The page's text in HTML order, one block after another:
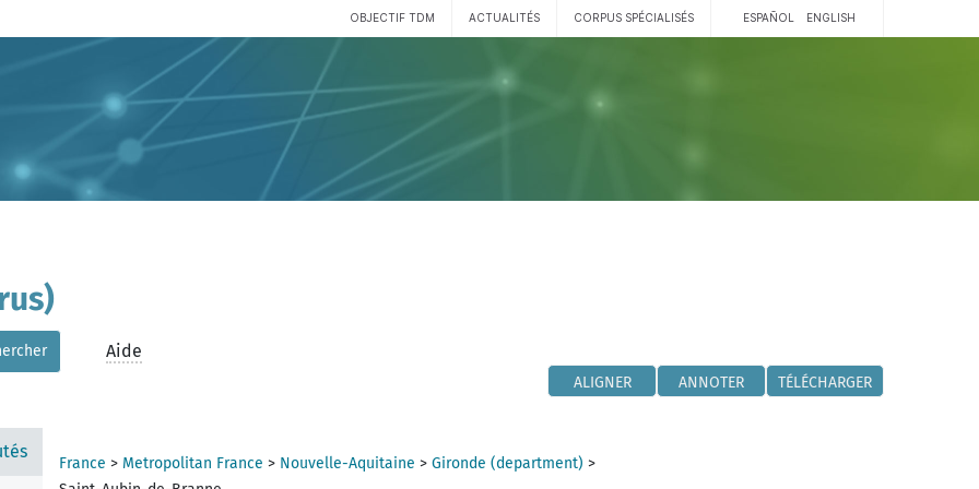
OBJECTIF TDM ACTUALITÉS CORPUS SPÉCIALISÉS ESPAÑOL ENGLISH
Aide
ALIGNER ANNOTER TÉLÉCHARGER
France > Metropolitan France > Nouvelle-Aquitaine > Gironde (department) >